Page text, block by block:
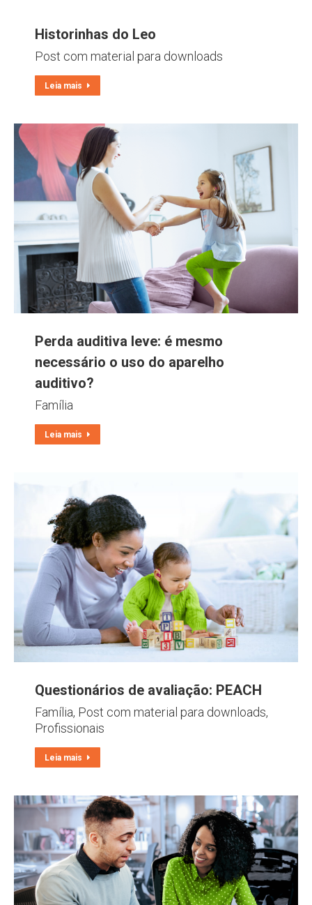
Historinhas do Leo
Post com material para downloads
Leia mais
Perda auditiva leve: é mesmo
necessário o uso do aparelho
auditivo?
Família
Leia mais
Questionários de avaliação: PEACH
Família, Post com material para downloads,
Profissionais
Leia mais